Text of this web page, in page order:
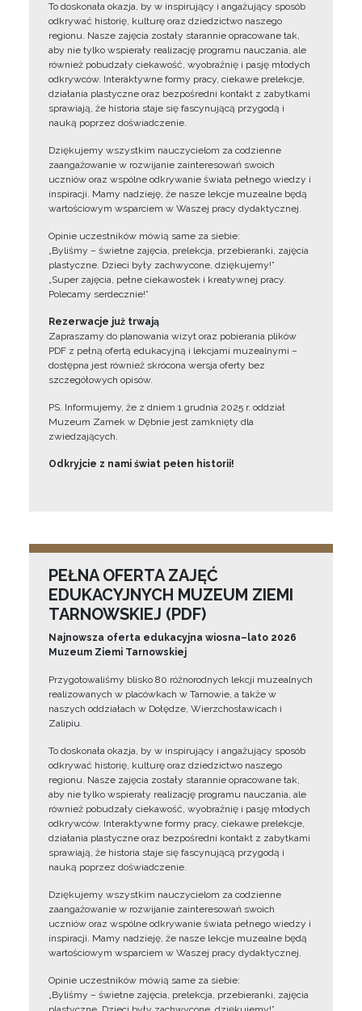
To doskonała okazja, by w inspirujący i angażujący sposób
odkrywać historię, kulturę oraz dziedzictwo naszego
regionu. Nasze zajęcia zostały starannie opracowane tak,
aby nie tylko wspierały realizację programu nauczania, ale
również pobudzały ciekawość, wyobraźnię i pasję młodych
odkrywców. Interaktywne formy pracy, ciekawe prelekcje,
działania plastyczne oraz bezpośredni kontakt z zabytkami
sprawiają, że historia staje się fascynującą przygodą i
nauką poprzez doświadczenie.
Dziękujemy wszystkim nauczycielom za codzienne
zaangażowanie w rozwijanie zainteresowań swoich
uczniów oraz wspólne odkrywanie świata pełnego wiedzy i
inspiracji. Mamy nadzieję, że nasze lekcje muzealne będą
wartościowym wsparciem w Waszej pracy dydaktycznej.
Opinie uczestników mówią same za siebie:
„Byliśmy – świetne zajęcia, prelekcja, przebieranki, zajęcia
plastyczne. Dzieci były zachwycone, dziękujemy!”
„Super zajęcia, pełne ciekawostek i kreatywnej pracy.
Polecamy serdecznie!”
Rezerwacje już trwają
Zapraszamy do planowania wizyt oraz pobierania plików
PDF z pełną ofertą edukacyjną i lekcjami muzealnymi –
dostępna jest również skrócona wersja oferty bez
szczegółowych opisów.
PS. Informujemy, że z dniem 1 grudnia 2025 r. oddział
Muzeum Zamek w Dębnie jest zamknięty dla
zwiedzających.
Odkryjcie z nami świat pełen historii!
PEŁNA OFERTA ZAJĘĆ
EDUKACYJNYCH MUZEUM ZIEMI
TARNOWSKIEJ (PDF)
Najnowsza oferta edukacyjna wiosna–lato 2026
Muzeum Ziemi Tarnowskiej
Przygotowaliśmy blisko 80 różnorodnych lekcji muzealnych
realizowanych w placówkach w Tarnowie, a także w
naszych oddziałach w Dołędze, Wierzchosławicach i
Zalipiu.
To doskonała okazja, by w inspirujący i angażujący sposób
odkrywać historię, kulturę oraz dziedzictwo naszego
regionu. Nasze zajęcia zostały starannie opracowane tak,
aby nie tylko wspierały realizację programu nauczania, ale
również pobudzały ciekawość, wyobraźnię i pasję młodych
odkrywców. Interaktywne formy pracy, ciekawe prelekcje,
działania plastyczne oraz bezpośredni kontakt z zabytkami
sprawiają, że historia staje się fascynującą przygodą i
nauką poprzez doświadczenie.
Dziękujemy wszystkim nauczycielom za codzienne
zaangażowanie w rozwijanie zainteresowań swoich
uczniów oraz wspólne odkrywanie świata pełnego wiedzy i
inspiracji. Mamy nadzieję, że nasze lekcje muzealne będą
wartościowym wsparciem w Waszej pracy dydaktycznej.
Opinie uczestników mówią same za siebie:
„Byliśmy – świetne zajęcia, prelekcja, przebieranki, zajęcia